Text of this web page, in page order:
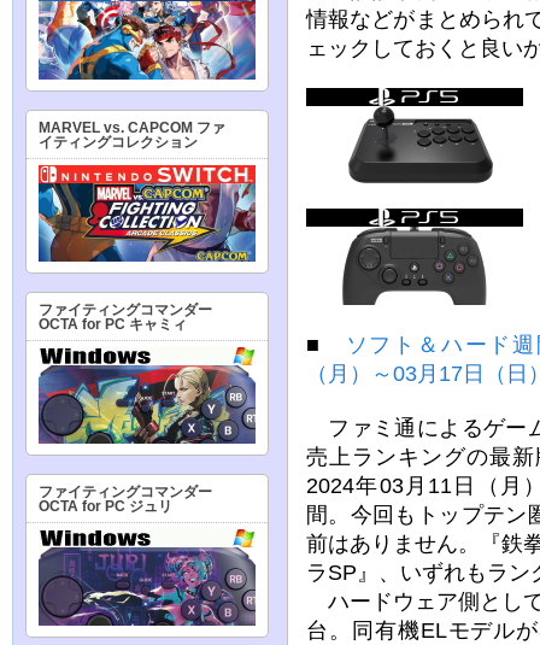
情報などがまとめられ
ェックしておくと良い
■
ソフト＆ハード
（月）～03月17日（日
ファミ通によるゲー
売上ランキングの最
2024年03月11日（月
間。今回もトップテン
前はありません。『鉄
ラSP』、いずれもラン
ハードウェア側とし
台。同有機ELモデル
MARVEL vs. CAPCOM ファ
イティングコレクション
ファイティングコマンダー
OCTA for PC キャミィ
ファイティングコマンダー
OCTA for PC ジュリ